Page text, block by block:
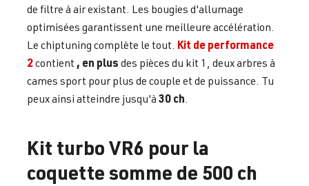
de filtre à air existant. Les bougies d'allumage
optimisées garantissent une meilleure accélération.
Le chiptuning complète le tout. Kit de performance
2contient , en plus des pièces du kit 1, deux arbres à
cames sport pour plus de couple et de puissance. Tu
peux ainsi atteindre jusqu'à 30 ch.
Kit turbo VR6 pour la
coquette somme de 500 ch